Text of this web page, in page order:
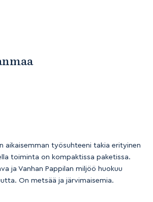
aikaisemman työsuhteeni takia erityinen
toiminta on kompaktissa paketissa.
ja Vanhan Pappilan miljöö huokuu
On metsää ja järvimaisemia.